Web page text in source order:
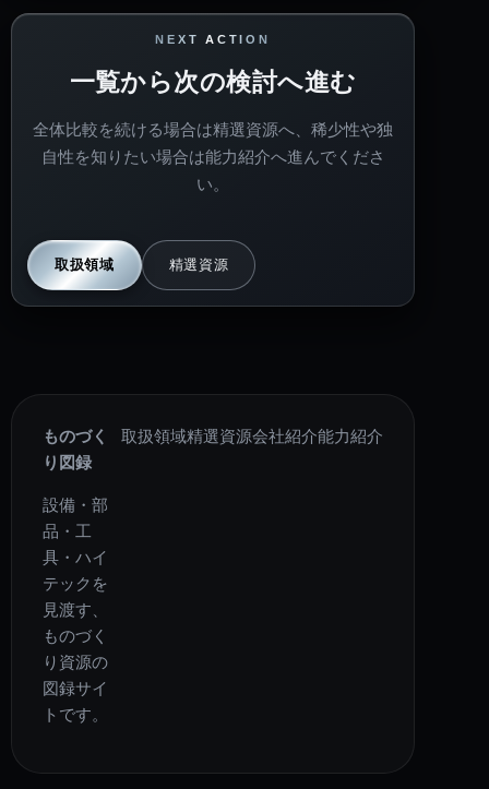
NEXT ACTION
一覧から次の検討へ進む
全体比較を続ける場合は精選資源へ、稀少性や独
自性を知りたい場合は能力紹介へ進んでくださ
い。
取扱領域 精選資源
ものづく
り図録
設備・部
品・工
具・ハイ
テックを
見渡す、
ものづく
り資源の
図録サイ
トです。
取扱領域精選資源会社紹介能力紹介